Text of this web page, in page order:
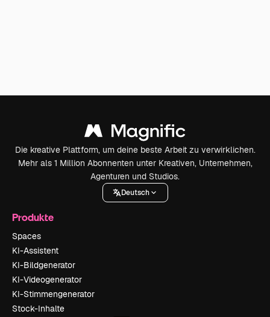
Die kreative Plattform, um deine beste Arbeit zu verwirklichen.
Mehr als 1 Million Abonnenten unter Kreativen, Unternehmen,
Agenturen und Studios.
Deutsch
Produkte
Spaces
KI-Assistent
KI-Bildgenerator
KI-Videogenerator
KI-Stimmengenerator
Stock-Inhalte